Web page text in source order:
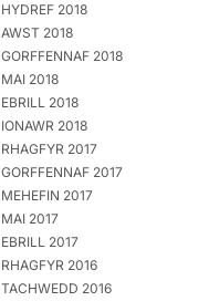
HYDREF 2018
AWST 2018
GORFFENNAF 2018
MAI 2018
EBRILL 2018
IONAWR 2018
RHAGFYR 2017
GORFFENNAF 2017
MEHEFIN 2017
MAI 2017
EBRILL 2017
RHAGFYR 2016
TACHWEDD 2016